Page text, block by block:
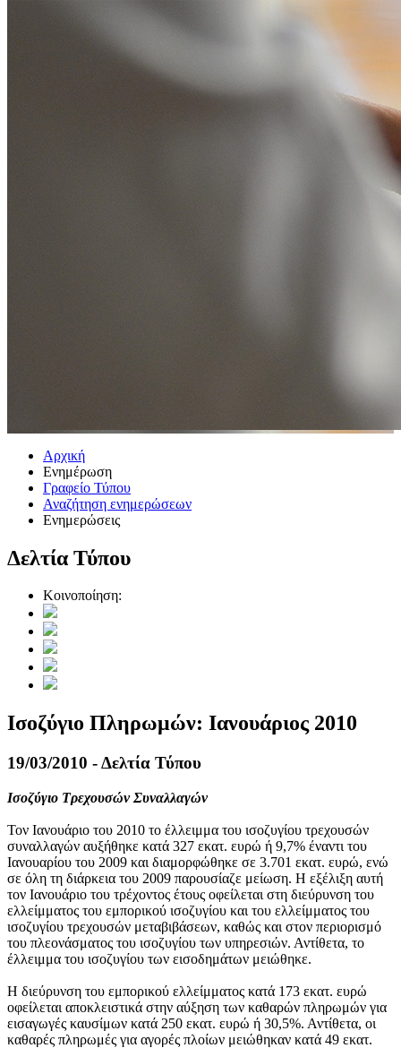
Αρχική
Ενημέρωση
Γραφείο Τύπου
Αναζήτηση ενημερώσεων
Ενημερώσεις
Δελτία Τύπου
Κοινοποίηση:
Ισοζύγιο Πληρωμών: Ιανουάριος 2010
19/03/2010 - Δελτία Τύπου
Ισοζύγιο Τρεχουσών Συναλλαγών
Τον Ιανουάριο του 2010 το έλλειμμα του ισοζυγίου τρεχουσών
συναλλαγών αυξήθηκε κατά 327 εκατ. ευρώ ή 9,7% έναντι του
Ιανουαρίου του 2009 και διαμορφώθηκε σε 3.701 εκατ. ευρώ, ενώ
σε όλη τη διάρκεια του 2009 παρουσίαζε μείωση. Η εξέλιξη αυτή
τον Ιανουάριο του τρέχοντος έτους οφείλεται στη διεύρυνση του
ελλείμματος του εμπορικού ισοζυγίου και του ελλείμματος του
ισοζυγίου τρεχουσών μεταβιβάσεων, καθώς και στον περιορισμό
του πλεονάσματος του ισοζυγίου των υπηρεσιών. Αντίθετα, το
έλλειμμα του ισοζυγίου των εισοδημάτων μειώθηκε.
Η διεύρυνση του εμπορικού ελλείμματος κατά 173 εκατ. ευρώ
οφείλεται αποκλειστικά στην αύξηση των καθαρών πληρωμών για
εισαγωγές καυσίμων κατά 250 εκατ. ευρώ ή 30,5%. Αντίθετα, οι
καθαρές πληρωμές για αγορές πλοίων μειώθηκαν κατά 49 εκατ.